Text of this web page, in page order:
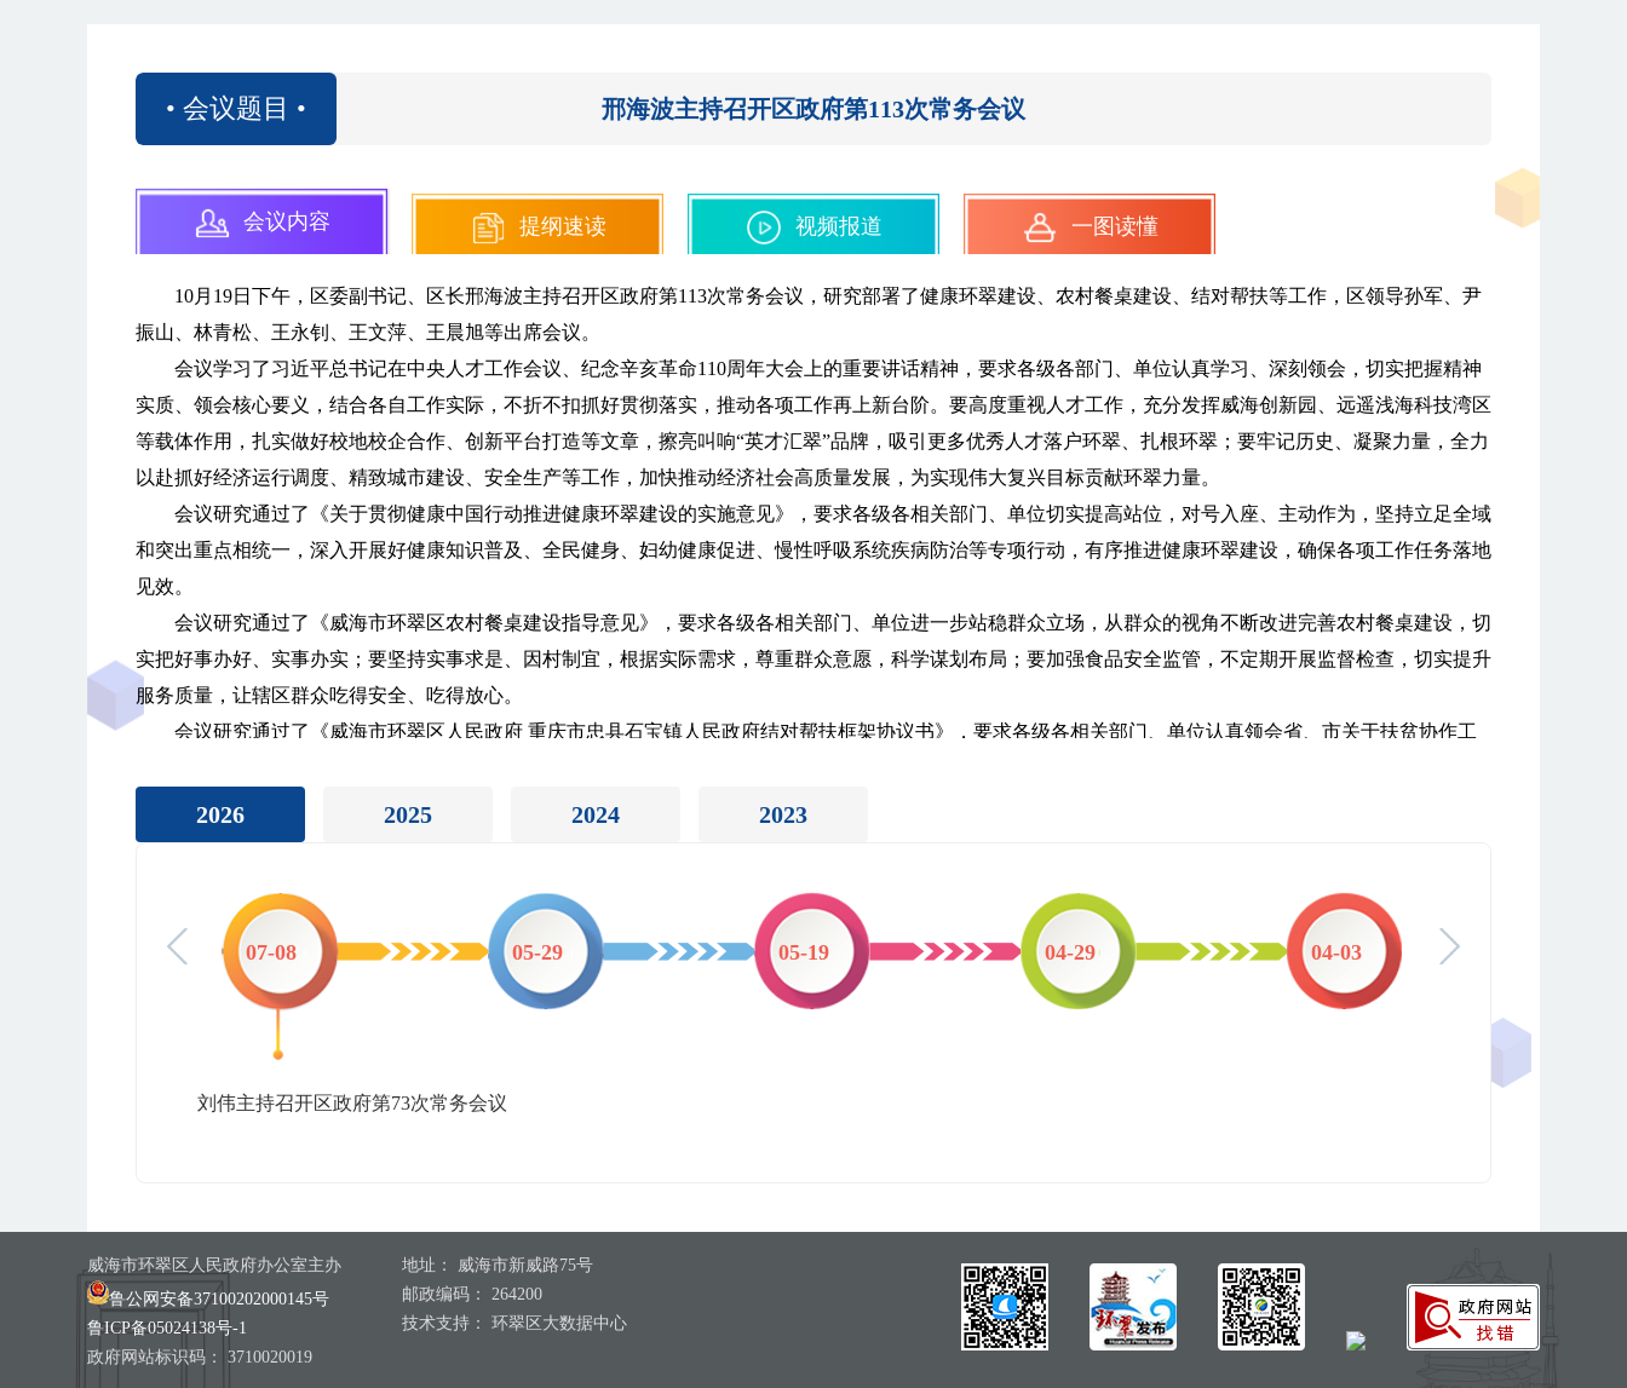
• 会议题目 • 邢海波主持召开区政府第113次常务会议
会议内容 提纲速读 视频报道 一图读懂
10月19日下午，区委副书记、区长邢海波主持召开区政府第113次常务会议，研究部署了健康环翠建设、农村餐桌建设、结对帮扶等工作，区领导孙军、尹
振山、林青松、王永钊、王文萍、王晨旭等出席会议。
会议学习了习近平总书记在中央人才工作会议、纪念辛亥革命110周年大会上的重要讲话精神，要求各级各部门、单位认真学习、深刻领会，切实把握精神
实质、领会核心要义，结合各自工作实际，不折不扣抓好贯彻落实，推动各项工作再上新台阶。要高度重视人才工作，充分发挥威海创新园、远遥浅海科技湾区
等载体作用，扎实做好校地校企合作、创新平台打造等文章，擦亮叫响“英才汇翠”品牌，吸引更多优秀人才落户环翠、扎根环翠；要牢记历史、凝聚力量，全力
以赴抓好经济运行调度、精致城市建设、安全生产等工作，加快推动经济社会高质量发展，为实现伟大复兴目标贡献环翠力量。
会议研究通过了《关于贯彻健康中国行动推进健康环翠建设的实施意见》，要求各级各相关部门、单位切实提高站位，对号入座、主动作为，坚持立足全域
和突出重点相统一，深入开展好健康知识普及、全民健身、妇幼健康促进、慢性呼吸系统疾病防治等专项行动，有序推进健康环翠建设，确保各项工作任务落地
见效。
会议研究通过了《威海市环翠区农村餐桌建设指导意见》，要求各级各相关部门、单位进一步站稳群众立场，从群众的视角不断改进完善农村餐桌建设，切
实把好事办好、实事办实；要坚持实事求是、因村制宜，根据实际需求，尊重群众意愿，科学谋划布局；要加强食品安全监管，不定期开展监督检查，切实提升
服务质量，让辖区群众吃得安全、吃得放心。
会议研究通过了《威海市环翠区人民政府 重庆市忠县石宝镇人民政府结对帮扶框架协议书》，要求各级各相关部门、单位认真领会省、市关于扶贫协作工
会议还研究了其他事项。
2026 2025 2024 2023
07-08 05-29 05-19 04-29 04-03
刘伟主持召开区政府第73次常务会议
威海市环翠区人民政府办公室主办
鲁公网安备37100202000145号
鲁ICP备05024138号-1
政府网站标识码： 3710020019
地址： 威海市新威路75号
邮政编码： 264200
技术支持： 环翠区大数据中心